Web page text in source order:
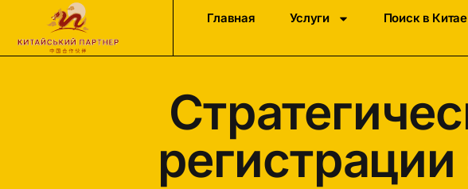
Главная Услуги Поиск в Китае